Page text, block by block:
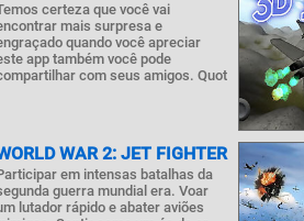
certeza que você vai
mais surpresa e
quando você apreciar
app também você pode
com seus amigos. Quot
WAR 2: JET FIGHTER
em intensas batalhas da
guerra mundial era. Voar
lutador rápido e abater aviões